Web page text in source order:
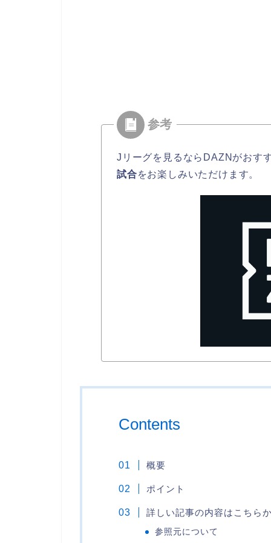
Jリーグを見るならDAZNがおす
試合をお楽しみいただけます。
Contents
概要
ポイント
詳しい記事の内容はこちら
参照元について